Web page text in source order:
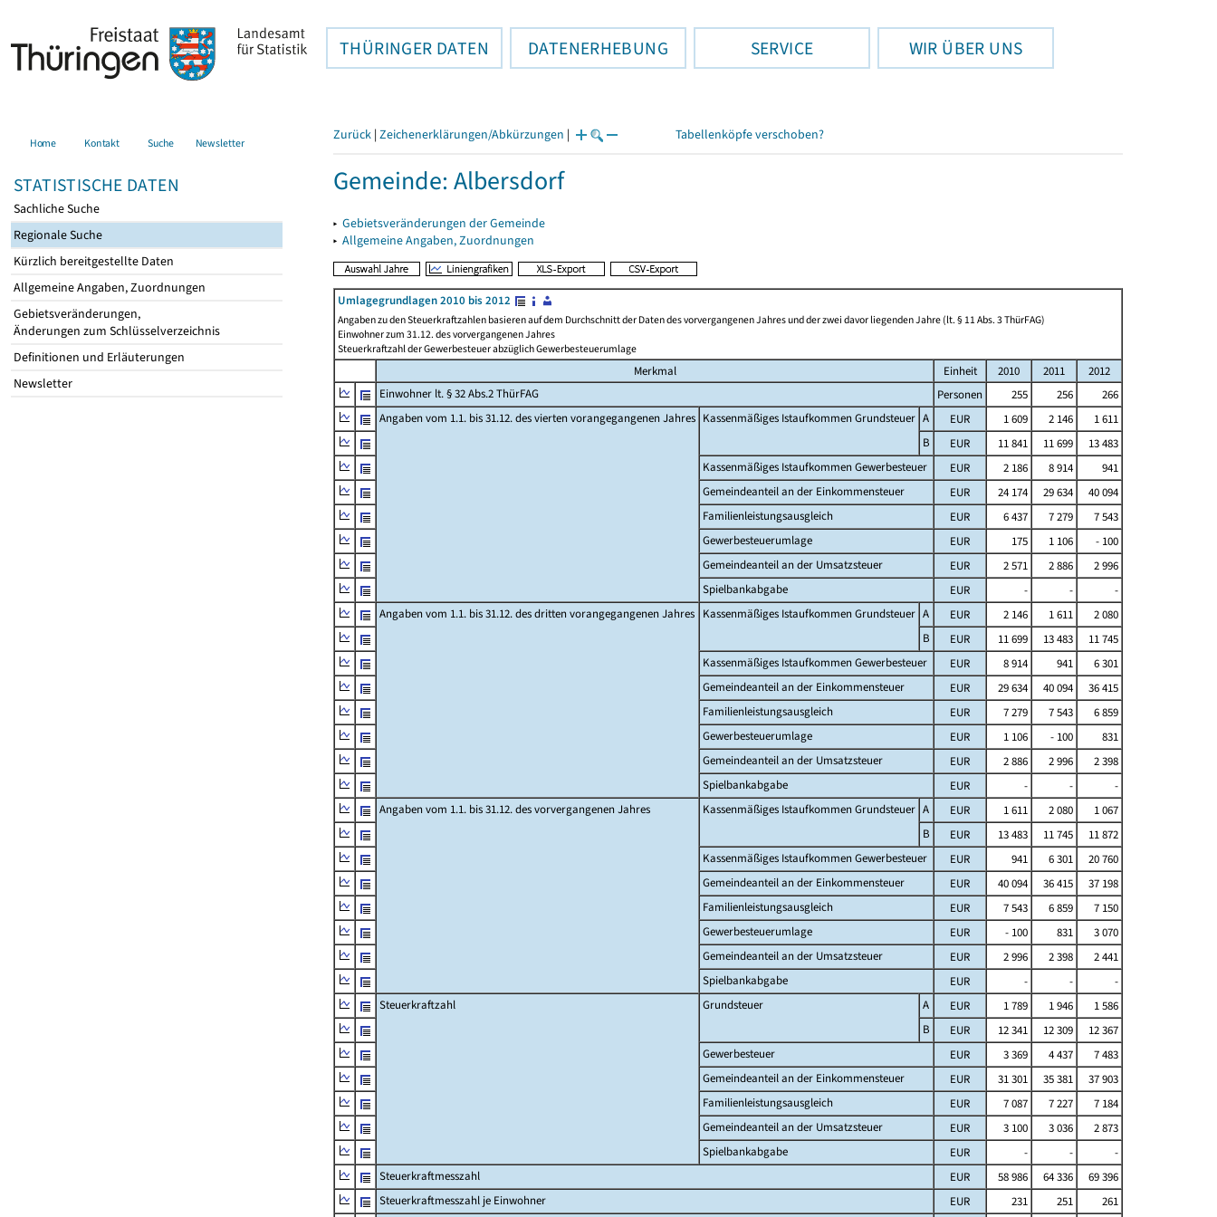
THÜRINGER DATEN DATENERHEBUNG SERVICE WIR ÜBER UNS
Home Kontakt Suche Newsletter
STATISTISCHE DATEN
Sachliche Suche
Regionale Suche
Kürzlich bereitgestellte Daten
Allgemeine Angaben, Zuordnungen
Gebietsveränderungen,
Änderungen zum Schlüsselverzeichnis
Definitionen und Erläuterungen
Newsletter
Zurück | Zeichenerklärungen/Abkürzungen | Tabellenköpfe verschoben?
Gemeinde: Albersdorf
▸ Gebietsveränderungen der Gemeinde
▸ Allgemeine Angaben, Zuordnungen
Umlagegrundlagen 2010 bis 2012
Angaben zu den Steuerkraftzahlen basieren auf dem Durchschnitt der Daten des vorvergangenen Jahres und der zwei davor liegenden Jahre (lt. § 11 Abs. 3 ThürFAG)
Einwohner zum 31.12. des vorvergangenen Jahres
Steuerkraftzahl der Gewerbesteuer abzüglich Gewerbesteuerumlage
Merkmal Einheit 2010 2011
2012
Einwohner lt. § 32 Abs.2 ThürFAG
Personen 255 256
266
Angaben vom 1.1. bis 31.12. des vierten vorangegangenen Jahres Kassenmäßiges Istaufkommen Grundsteuer A EUR 1 609 2 146
1 611
B
EUR 11 841 11 699
13 483
Kassenmäßiges Istaufkommen Gewerbesteuer
EUR 2 186 8 914
941
Gemeindeanteil an der Einkommensteuer
EUR 24 174 29 634
40 094
Familienleistungsausgleich
EUR 6 437 7 279
7 543
Gewerbesteuerumlage
EUR 175 1 106
- 100
Gemeindeanteil an der Umsatzsteuer
EUR 2 571 2 886
2 996
Spielbankabgabe
EUR - -
-
Angaben vom 1.1. bis 31.12. des dritten vorangegangenen Jahres Kassenmäßiges Istaufkommen Grundsteuer A EUR 2 146 1 611
2 080
B
EUR 11 699 13 483
11 745
Kassenmäßiges Istaufkommen Gewerbesteuer
EUR 8 914 941
6 301
Gemeindeanteil an der Einkommensteuer
EUR 29 634 40 094
36 415
Familienleistungsausgleich
EUR 7 279 7 543
6 859
Gewerbesteuerumlage
EUR 1 106 - 100
831
Gemeindeanteil an der Umsatzsteuer
EUR 2 886 2 996
2 398
Spielbankabgabe
EUR - -
-
Angaben vom 1.1. bis 31.12. des vorvergangenen Jahres
Kassenmäßiges Istaufkommen Grundsteuer A EUR 1 611 2 080
1 067
B
EUR 13 483 11 745
11 872
Kassenmäßiges Istaufkommen Gewerbesteuer
EUR 941 6 301
20 760
Gemeindeanteil an der Einkommensteuer
EUR 40 094 36 415
37 198
Familienleistungsausgleich
EUR 7 543 6 859
7 150
Gewerbesteuerumlage
EUR - 100 831
3 070
Gemeindeanteil an der Umsatzsteuer
EUR 2 996 2 398
2 441
Spielbankabgabe
EUR - -
-
Steuerkraftzahl
Grundsteuer A EUR 1 789 1 946
1 586
B
EUR 12 341 12 309
12 367
Gewerbesteuer
EUR 3 369 4 437
7 483
Gemeindeanteil an der Einkommensteuer
EUR 31 301 35 381
37 903
Familienleistungsausgleich
EUR 7 087 7 227
7 184
Gemeindeanteil an der Umsatzsteuer
EUR 3 100 3 036
2 873
Spielbankabgabe
EUR - -
-
Steuerkraftmesszahl
EUR 58 986 64 336
69 396
Steuerkraftmesszahl je Einwohner
EUR 231 251
261